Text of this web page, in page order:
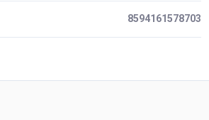
8594161578703